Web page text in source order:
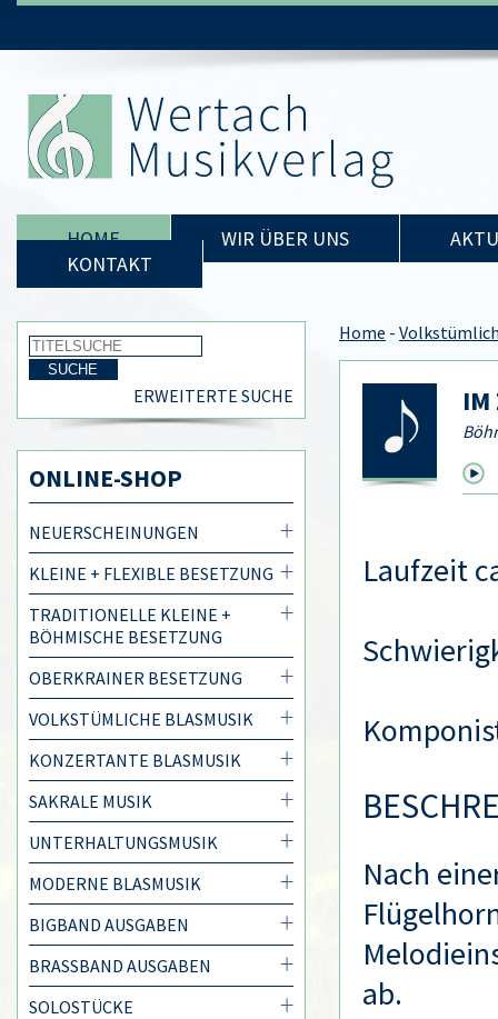
HOME WIR ÜBER UNS
KONTAKT
ERWEITERTE SUCHE
ONLINE-SHOP
NEUERSCHEINUNGEN
KLEINE + FLEXIBLE BESETZUNG
TRADITIONELLE KLEINE +
BÖHMISCHE BESETZUNG
OBERKRAINER BESETZUNG
VOLKSTÜMLICHE BLASMUSIK
KONZERTANTE BLASMUSIK
SAKRALE MUSIK
UNTERHALTUNGSMUSIK
MODERNE BLASMUSIK
BIGBAND AUSGABEN
BRASSBAND AUSGABEN
SOLOSTÜCKE
Home -
IM
Laufzeit
Nach
ab.